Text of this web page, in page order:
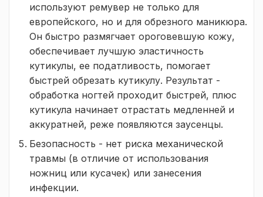
используют ремувер не только для
европейского, но и для обрезного маникюра.
Он быстро размягчает ороговевшую кожу,
обеспечивает лучшую эластичность
кутикулы, ее податливость, помогает
быстрей обрезать кутикулу. Результат -
обработка ногтей проходит быстрей, плюс
кутикула начинает отрастать медленней и
аккуратней, реже появляются заусенцы.
Безопасность - нет риска механической
травмы (в отличие от использования
ножниц или кусачек) или занесения
инфекции.